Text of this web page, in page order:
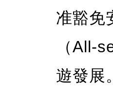
准豁免
（All-
遊發展。